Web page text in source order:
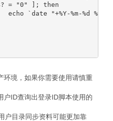
= "0" ]; then
echo `date "+%Y-%m-%d
环境，如果你需要使用请慎重
户ID查询出登录ID脚本使用的
户目录同步资料可能更加靠